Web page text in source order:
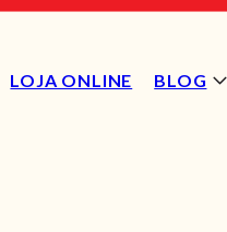
LOJA ONLINE BLOG